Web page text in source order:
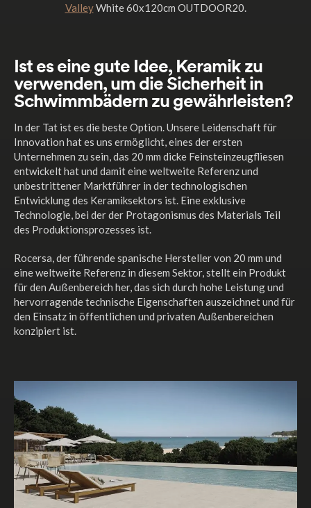
ValleyWhite 60x120cm OUTDOOR20.
Ist es eine gute Idee, Keramik zu
verwenden, um die Sicherheit in
Schwimmbädern zu gewährleisten?
In der Tat ist es die beste Option. Unsere Leidenschaft für
Innovation hat es uns ermöglicht, eines der ersten
Unternehmen zu sein, das 20 mm dicke Feinsteinzeugfliesen
entwickelt hat und damit eine weltweite Referenz und
unbestrittener Marktführer in der technologischen
Entwicklung des Keramiksektors ist. Eine exklusive
Technologie, bei der der Protagonismus des Materials Teil
des Produktionsprozesses ist.
Rocersa, der führende spanische Hersteller von 20 mm und
eine weltweite Referenz in diesem Sektor, stellt ein Produkt
für den Außenbereich her, das sich durch hohe Leistung und
hervorragende technische Eigenschaften auszeichnet und für
den Einsatz in öffentlichen und privaten Außenbereichen
konzipiert ist.